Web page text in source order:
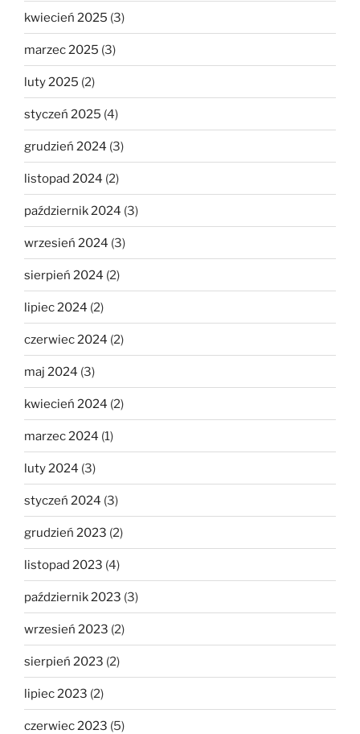
kwiecień 2025 (3)
marzec 2025 (3)
luty 2025 (2)
styczeń 2025 (4)
grudzień 2024 (3)
listopad 2024 (2)
październik 2024 (3)
wrzesień 2024 (3)
sierpień 2024 (2)
lipiec 2024 (2)
czerwiec 2024 (2)
maj 2024 (3)
kwiecień 2024 (2)
marzec 2024 (1)
luty 2024 (3)
styczeń 2024 (3)
grudzień 2023 (2)
listopad 2023 (4)
październik 2023 (3)
wrzesień 2023 (2)
sierpień 2023 (2)
lipiec 2023 (2)
czerwiec 2023 (5)